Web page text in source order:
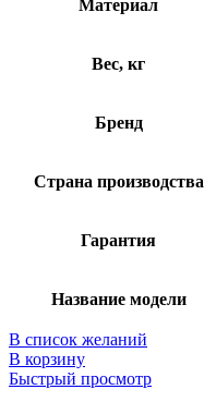
Материал
Вес, кг
Бренд
Страна производства
Гарантия
Название модели
В список желаний
В корзину
Быстрый просмотр